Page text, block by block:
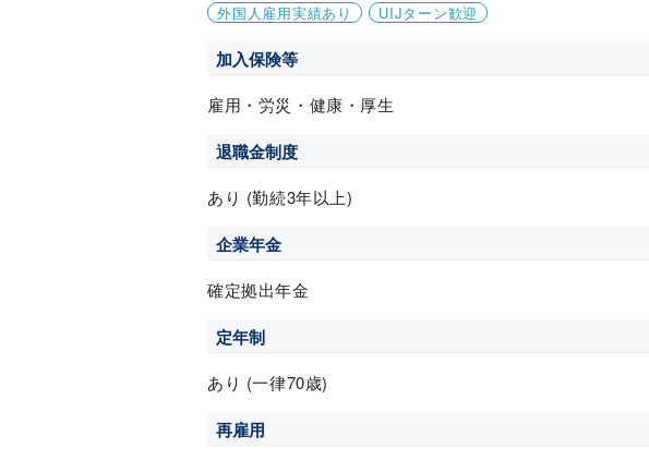
外国人雇用実績あり
UIJターン歓迎
加入保険等
雇用・労災・健康・厚生
退職金制度
あり (勤続3年以上)
企業年金
確定拠出年金
定年制
あり (一律70歳)
再雇用